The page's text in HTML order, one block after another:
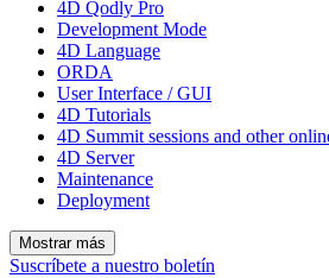
4D Qodly Pro
Development Mode
4D Language
ORDA
User Interface / GUI
4D Tutorials
4D Summit sessions and other
4D Server
Maintenance
Deployment
Mostrar más
Suscríbete a nuestro boletín